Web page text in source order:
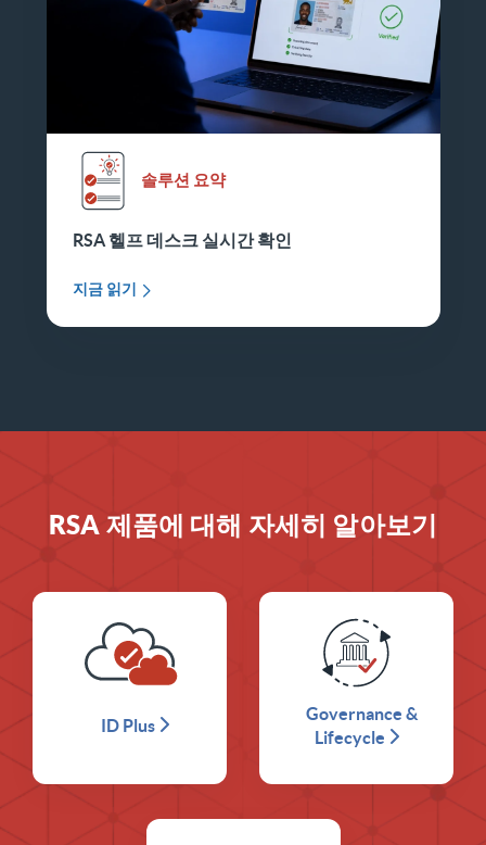
솔루션 요약
RSA 헬프 데스크 실시간 확인
지금 읽기
RSA 제품에 대해 자세히 알아보기
ID Plus
Governance &
Lifecycle